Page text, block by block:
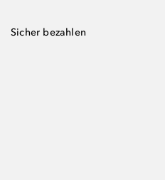
Sicher bezahlen